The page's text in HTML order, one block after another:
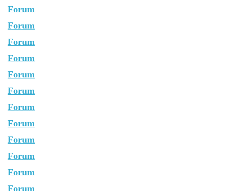
Forum
Forum
Forum
Forum
Forum
Forum
Forum
Forum
Forum
Forum
Forum
Forum